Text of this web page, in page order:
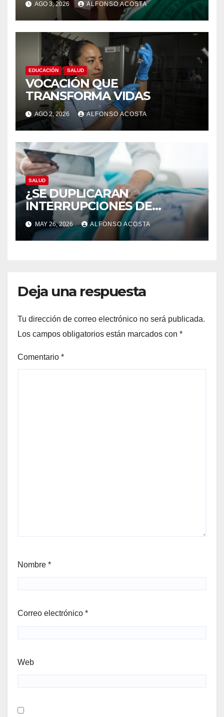
AGO 3, 2026 ALFONSO ACOSTA
EDUCACIÓN SALUD
VOCACIÓN QUE
TRANSFORMA VIDAS
AGO 2, 2026 ALFONSO ACOSTA
SALUD
¿SE DUPLICARAN
INTERRUPCIONES DE
EMBARAZO LEGALES?
MAY 26, 2026 ALFONSO ACOSTA
Deja una respuesta
Tu dirección de correo electrónico no será publicada.
Los campos obligatorios están marcados con *
Comentario *
Nombre *
Correo electrónico *
Web